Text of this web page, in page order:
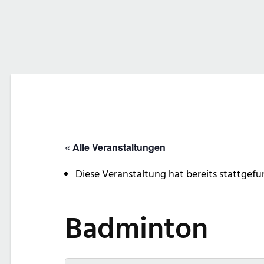
« Alle Veranstaltungen
Diese Veranstaltung hat bereits
Badminton